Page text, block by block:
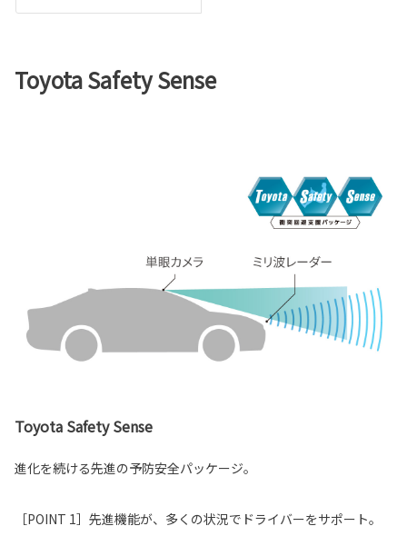
Toyota Safety Sense
Toyota Safety Sense
進化を続ける先進の予防安全パッケージ。
［POINT 1］先進機能が、多くの状況でドライバーをサポート。